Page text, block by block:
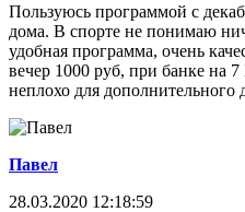
Пользуюсь программой с
дома. В спорте не понимаю
удобная программа, очень
вечер 1000 руб, при банке на
неплохо для дополнительного
Павел
28.03.2020 12:18:59